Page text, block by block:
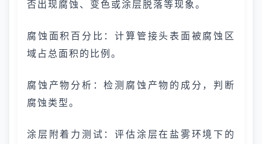
否出现腐蚀、变色或涂层脱落等现象。
腐蚀面积百分比：计算管接头表面被腐蚀区
域占总面积的比例。
腐蚀产物分析：检测腐蚀产物的成分，判断
腐蚀类型。
涂层附着力测试：评估涂层在盐雾环境下的